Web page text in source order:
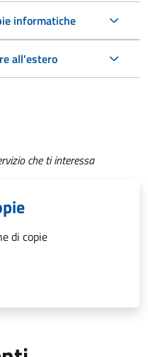
informatiche
all'estero
che ti interessa
di copie